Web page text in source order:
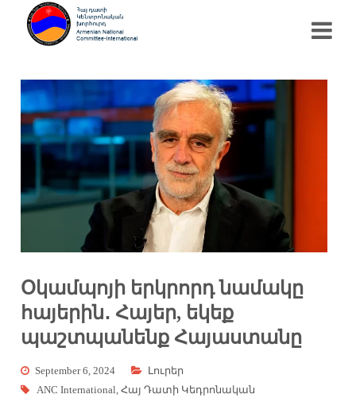
Օկամպոյի երկրորդ նամակը
հայերին․ Հայեր, եկեք
պաշտպանենք Հայաստանը
September 6, 2024
Լուրեր
ANC International,Հայ Դատի Կեդրոնական